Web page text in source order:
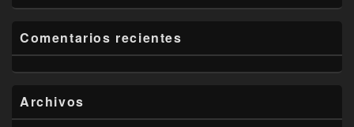
Comentarios recientes
Archivos